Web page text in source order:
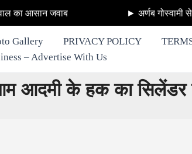
► अर्णब गोस्वामी से मुकेश अंबानी के
Gallery PRIVACY POLICY
– Advertise With Us
आदमी के हक का सिलेंडर